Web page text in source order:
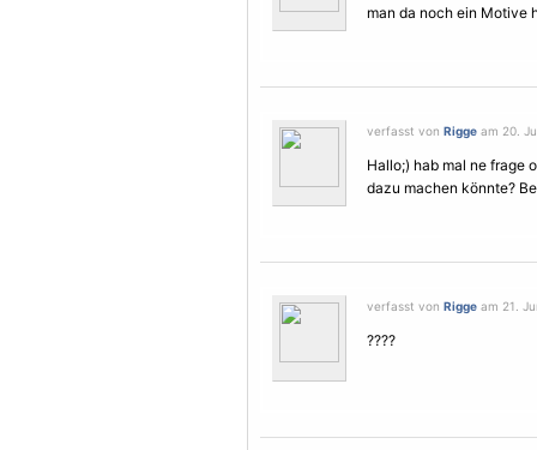
man da noch ein Motive
verfasst von Rigge am 20.
Hallo;) hab mal ne frage
dazu machen könnte?
verfasst von Rigge am 21.
????